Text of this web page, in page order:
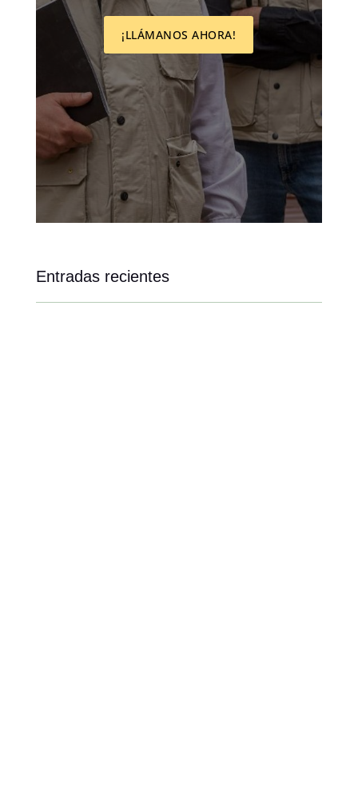
¡LLÁMANOS AHORA!
Entradas recientes